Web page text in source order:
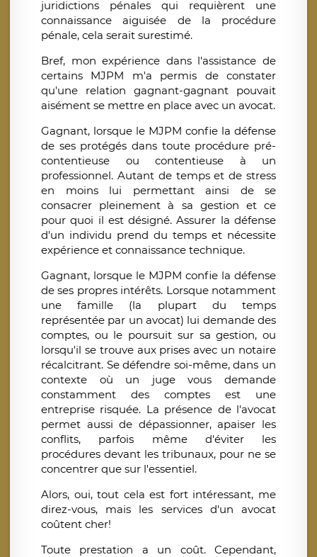
juridictions pénales qui requièrent une
connaissance aiguisée de la procédure
pénale, cela serait surestimé.
Bref, mon expérience dans l'assistance de
certains MJPM m'a permis de constater
qu'une relation gagnant-gagnant pouvait
aisément se mettre en place avec un avocat.
Gagnant, lorsque le MJPM confie la défense
de ses protégés dans toute procédure pré-
contentieuse ou contentieuse à un
professionnel. Autant de temps et de stress
en moins lui permettant ainsi de se
consacrer pleinement à sa gestion et ce
pour quoi il est désigné. Assurer la défense
d'un individu prend du temps et nécessite
expérience et connaissance technique.
Gagnant, lorsque le MJPM confie la défense
de ses propres intérêts. Lorsque notamment
une famille (la plupart du temps
représentée par un avocat) lui demande des
comptes, ou le poursuit sur sa gestion, ou
lorsqu'il se trouve aux prises avec un notaire
récalcitrant. Se défendre soi-même, dans un
contexte où un juge vous demande
constamment des comptes est une
entreprise risquée. La présence de l'avocat
permet aussi de dépassionner, apaiser les
conflits, parfois même d'éviter les
procédures devant les tribunaux, pour ne se
concentrer que sur l'essentiel.
Alors, oui, tout cela est fort intéressant, me
direz-vous, mais les services d'un avocat
coûtent cher!
Toute prestation a un coût. Cependant,